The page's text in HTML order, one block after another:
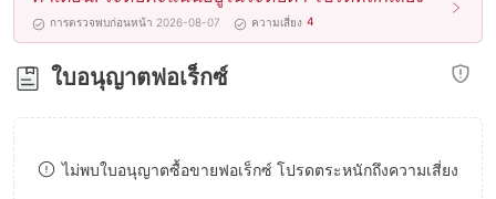
5
6
7
8
94
5
6
7
การตรวจพบก่อนหน้า 2026-08-07 ความเสี่ยง 4
ใบอนุญาตฟอเร็กซ์
ไม่พบใบอนุญาตซื้อขายฟอเร็กซ์ โปรดตระหนักถึงความเสี่ยง